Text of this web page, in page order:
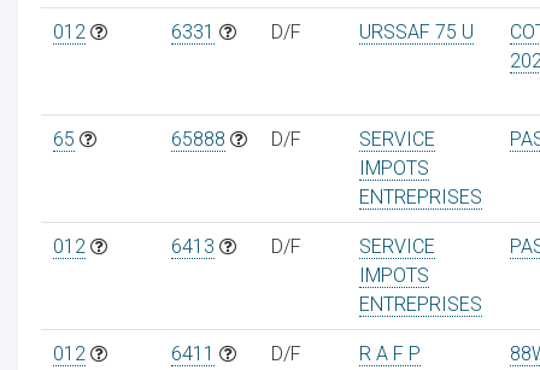
012 6331 D/F URSSAF 75 U
65 65888 D/F
SERVICE
IMPOTS
ENTREPRISES
012 6413 D/F
SERVICE
IMPOTS
ENTREPRISES
012 6411 D/F R A F P